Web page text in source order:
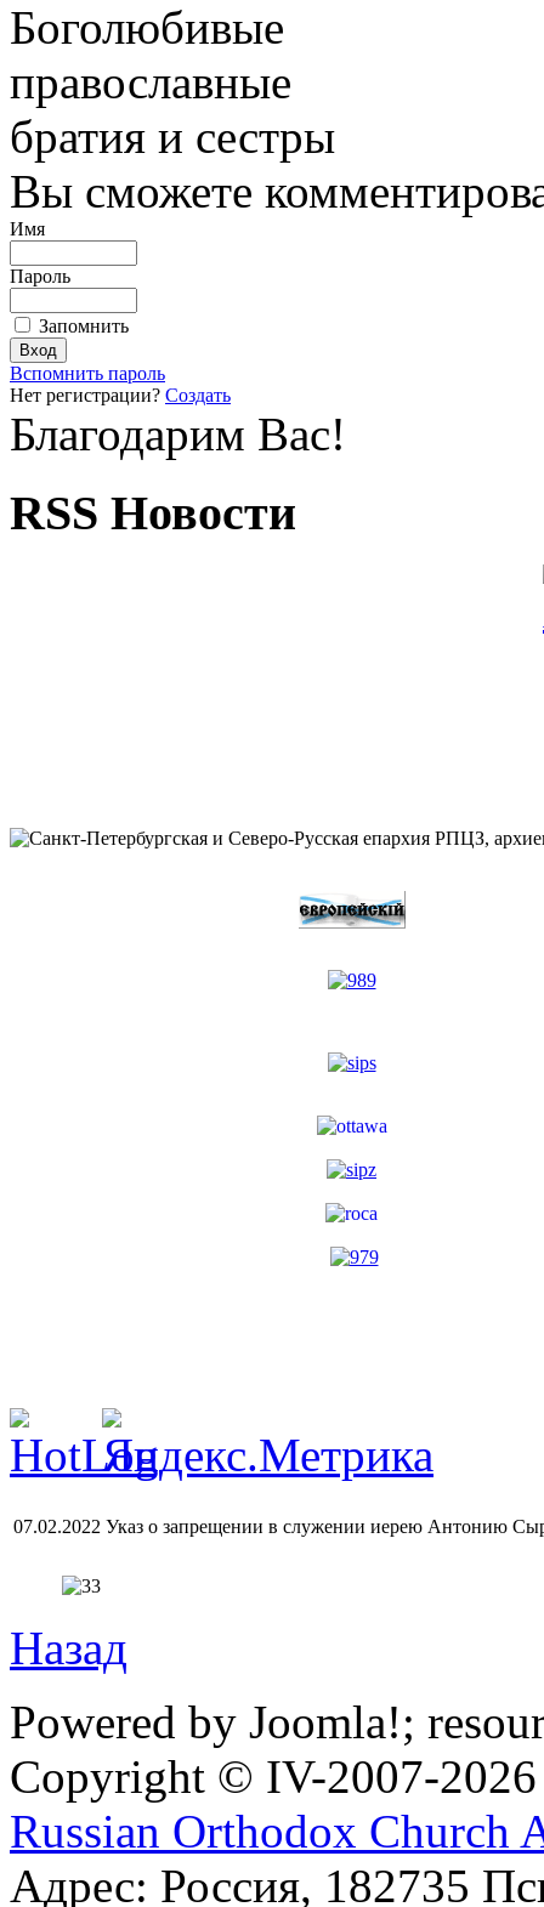
Боголюбивые
православные
братия и сестры
Вы сможете
Имя
Пароль
Запомнить
Вспомнить пароль
Нет регистрации? Создать
Благодарим Вас!
RSS Новости
07.02.2022 Указ о запрещении в служении иерею Антонию
Назад
Powered by Joomla!;
Copyright © IV-2007-2026
Russian Orthodox Church
Адрес: Россия, 182735